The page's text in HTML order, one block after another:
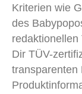
Kriterien wie
des
redaktionellen
Dir TÜV-
transparenten